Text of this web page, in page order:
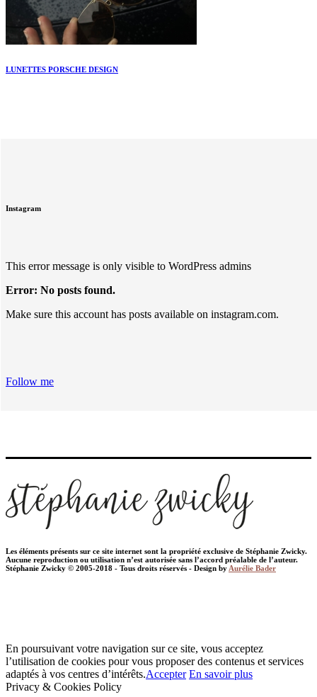
LUNETTES PORSCHE DESIGN
Instagram
This error message is only visible to WordPress admins
Error: No posts found.
Make sure this account has posts available on instagram.com.
Follow me
Les éléments présents sur ce site internet sont la propriété exclusive de Stéphanie Zwicky.
Aucune reproduction ou utilisation n’est autorisée sans l’accord préalable de l’auteur.
Stéphanie Zwicky © 2005-2018 - Tous droits réservés - Design by Aurélie Bader
En poursuivant votre navigation sur ce site, vous acceptez
l’utilisation de cookies pour vous proposer des contenus et services
adaptés à vos centres d’intérêts.Accepter En savoir plus
Privacy & Cookies Policy